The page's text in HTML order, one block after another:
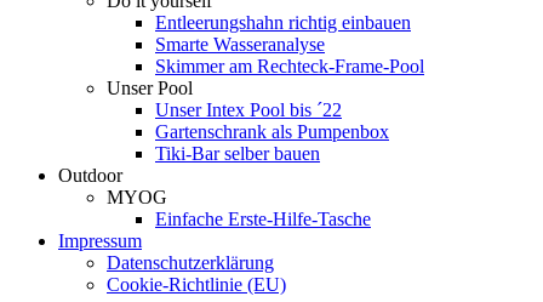
Ent­leerungs­hahn richtig einbauen
Smarte Wasseranalyse
Skimmer am Rechteck-Frame-Pool
Unser Pool
Unser Intex Pool bis ´22
Gartenschrank als Pumpenbox
Tiki-Bar selber bauen
Outdoor
MYOG
Einfache Erste-Hilfe-Tasche
Impressum
Datenschutzerklärung
Cookie-Richtlinie (EU)